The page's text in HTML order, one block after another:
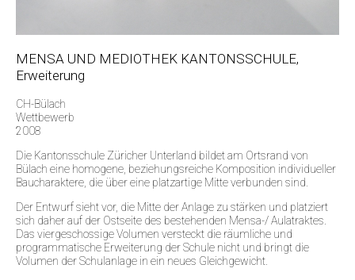
MENSA UND MEDIOTHEK KANTONSSCHULE,
Erweiterung
CH-Bülach
Wettbewerb
2008
Die Kantonsschule Züricher Unterland bildet am Ortsrand von
Bülach eine homogene, beziehungsreiche Komposition individueller
Baucharaktere, die über eine platzartige Mitte verbunden sind.
Der Entwurf sieht vor, die Mitte der Anlage zu stärken und platziert
sich daher auf der Ostseite des bestehenden Mensa-/ Aulatraktes.
Das viergeschossige Volumen versteckt die räumliche und
programmatische Erweiterung der Schule nicht und bringt die
Volumen der Schulanlage in ein neues Gleichgewicht.